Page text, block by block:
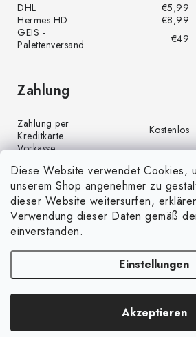
Diese Website verwendet Cookies,
unserem Shop angenehmer zu
dieser Website weitersurfen,
Verwendung dieser Daten gemäß
einverstanden.
Einstellungen
Akzeptieren
DHL
€5,99
Hermes HD
€8,99
GEIS -
Palettenversand
€49
Zahlung
Zahlung per
Kreditkarte
Kostenlos
Vorkasse
Zahlung per PayPal
Kostenlos
Nachnahme
€4,00
Copyright 2026GrünGarten.de. Alle
Einstellungen ändern